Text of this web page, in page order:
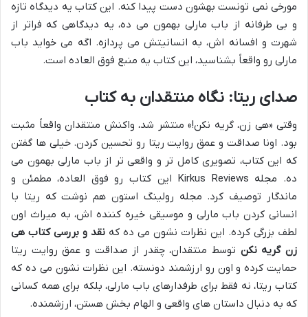
مورخی نمی تونست بهشون دست پیدا کنه. این کتاب یه دیدگاه تازه
و بی طرفانه از باب مارلی بهمون می ده، یه دیدگاهی که فراتر از
شهرت و افسانه اش، به انسانیتش می پردازه. اگه می خواید باب
مارلی رو واقعاً بشناسید، این کتاب یه منبع فوق العاده است.
صدای ریتا: نگاه منتقدان به کتاب
وقتی «هی زن، گریه نکن!» منتشر شد، واکنش منتقدان واقعاً مثبت
بود. اونا صداقت و عمق روایت ریتا رو تحسین کردن. خیلی ها گفتن
که این کتاب، تصویری کامل تر و واقعی تر از باب مارلی بهمون می
ده. مجله Kirkus Reviews این کتاب رو فوق العاده، مطمئن و
ماندگار توصیف کرد. مجله رولینگ استون هم نوشت که ریتا با
انسانی کردن باب مارلی و موسیقی خیره کننده اش، به میراث اون
لطف بزرگی کرده. این نظرات نشون می ده که نقد و بررسی کتاب هی
زن گریه نکن توسط منتقدان، چقدر از صداقت و عمق روایت ریتا
حمایت کرده و اون رو ارزشمند دونسته. این نظرات نشون می ده که
کتاب ریتا، نه فقط برای طرفدارهای باب مارلی، بلکه برای همه کسانی
که به دنبال داستان های واقعی و الهام بخش هستن، ارزشمنده.